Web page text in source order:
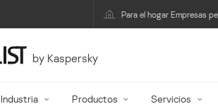
Para el hogar Empresas
by Kaspersky
Industria Productos Servicios